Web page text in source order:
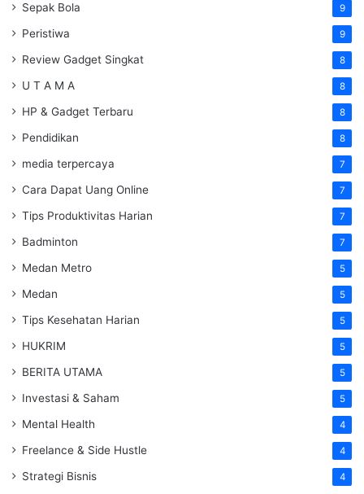
Sepak Bola 9
Peristiwa 9
Review Gadget Singkat 8
U T A M A 8
HP & Gadget Terbaru 8
Pendidikan 8
media terpercaya 7
Cara Dapat Uang Online 7
Tips Produktivitas Harian 7
Badminton 7
Medan Metro 5
Medan 5
Tips Kesehatan Harian 5
HUKRIM 5
BERITA UTAMA 5
Investasi & Saham 5
Mental Health 4
Freelance & Side Hustle 4
Strategi Bisnis 4